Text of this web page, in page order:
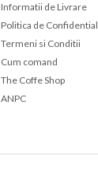
Informatii de Livrare
Politica de
Termeni si Conditii
Cum comand
The Coffe Shop
ANPC